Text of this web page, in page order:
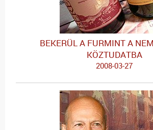
BEKERÜL A FURMINT A
KÖZTUDATBA
2008-03-27